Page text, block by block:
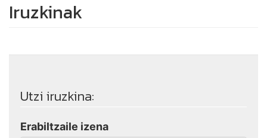
Iruzkinak
Utzi iruzkina:
Erabiltzaile izena